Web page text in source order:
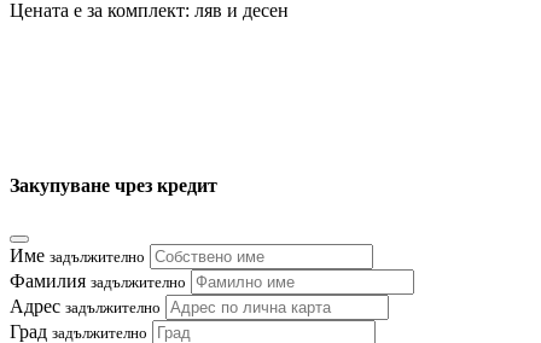
Цената е за комплект: ляв и десен
Закупуване чрез кредит
Име задължително
Фамилия задължително
Адрес задължително
Град задължително